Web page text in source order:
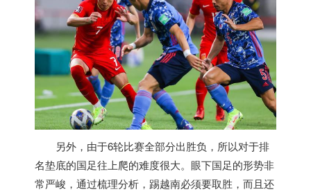
另外，由于6轮比赛全部分出胜负，所以对于排
名垫底的国足往上爬的难度很大。眼下国足的形势非
常严峻，通过梳理分析，踢越南必须要取胜，而且还